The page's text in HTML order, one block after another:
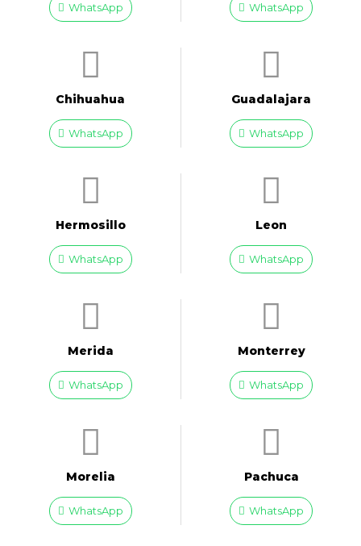
WhatsApp WhatsApp
Chihuahua
WhatsApp
Guadalajara
WhatsApp
Hermosillo
WhatsApp
Leon
WhatsApp
Merida
WhatsApp
Monterrey
WhatsApp
Morelia
WhatsApp
Pachuca
WhatsApp